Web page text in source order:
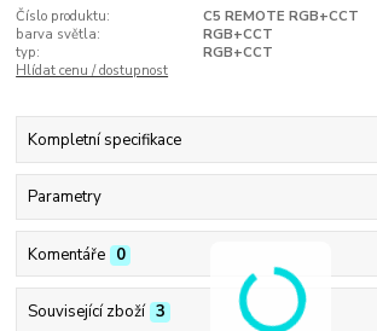
Číslo produktu:
C5 REMOTE RGB+CCT
barva světla:
RGB+CCT
typ:
RGB+CCT
Hlídat cenu / dostupnost
Kompletní specifikace
Parametry
Komentáře 0
Související zboží 3